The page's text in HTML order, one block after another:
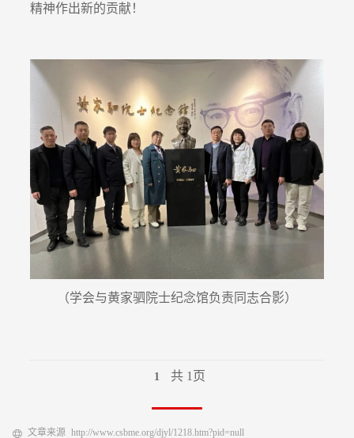
精神作出新的贡献！
（学会与黄家驷院士纪念馆负责同志合影）
1 共 1页
文章来源 http://www.csbme.org/djyl/1218.htm?pid=null